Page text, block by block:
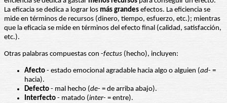
La eficacia se dedica a lograr los más grandes efectos. La eficiencia se
mide en términos de recursos (dinero, tiempo, esfuerzo, etc.); mientras
que la eficacia se mide en términos del efecto final (calidad, satisfacción,
etc.).
Otras palabras compuestas con -fectus (hecho), incluyen:
Afecto - estado emocional agradable hacia algo o alguien (ad- =
hacia).
Defecto - mal hecho (de- = de arriba abajo).
Interfecto - matado (inter- = entre).